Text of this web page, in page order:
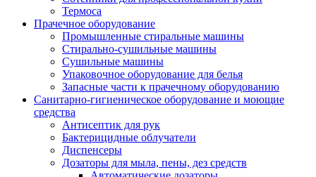
Термоса
Прачечное оборудование
Промышленные стиральные машины
Стирально-сушильные машины
Сушильные машины
Упаковочное оборудование для белья
Запасные части к прачечному оборудованию
Санитарно-гигиеническое оборудование и моющие
средства
Антисептик для рук
Бактерицидные облучатели
Диспенсеры
Дозаторы для мыла, пены, дез средств